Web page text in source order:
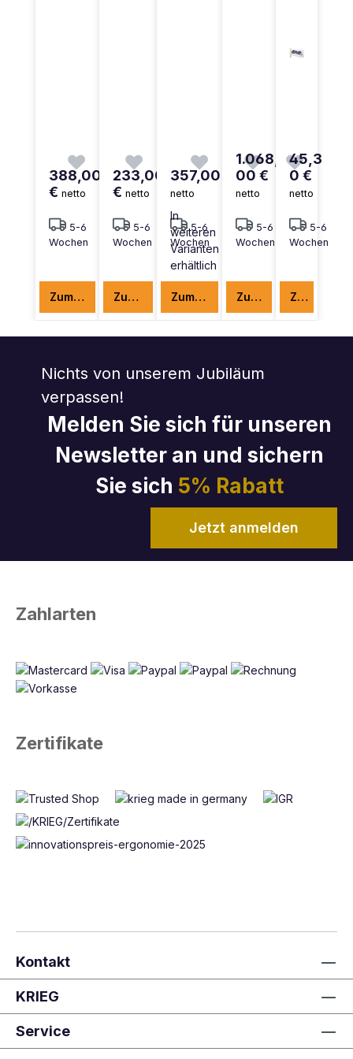
388,00
€ netto
5-6
Wochen
Zum Produkt
233,00
€netto
5-6
Wochen
Zum Produkt
357,00 €
netto
5-6
Wochen
In
weiteren
Varianten
erhältlich
Zum Produkt
1.068,
00 €
netto
5-6
Wochen
Zum Produkt
45,3
0 €
netto
5-6
Wochen
Zum Produkt
Nichts von unserem Jubiläum
verpassen!
Melden Sie sich für unseren
Newsletter an und sichern
Sie sich 5% Rabatt
Jetzt anmelden
Zahlarten
Zertifikate
Kontakt
KRIEG
Service